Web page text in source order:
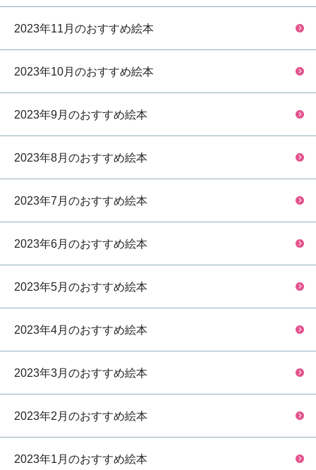
2023年11月のおすすめ絵本
2023年10月のおすすめ絵本
2023年9月のおすすめ絵本
2023年8月のおすすめ絵本
2023年7月のおすすめ絵本
2023年6月のおすすめ絵本
2023年5月のおすすめ絵本
2023年4月のおすすめ絵本
2023年3月のおすすめ絵本
2023年2月のおすすめ絵本
2023年1月のおすすめ絵本